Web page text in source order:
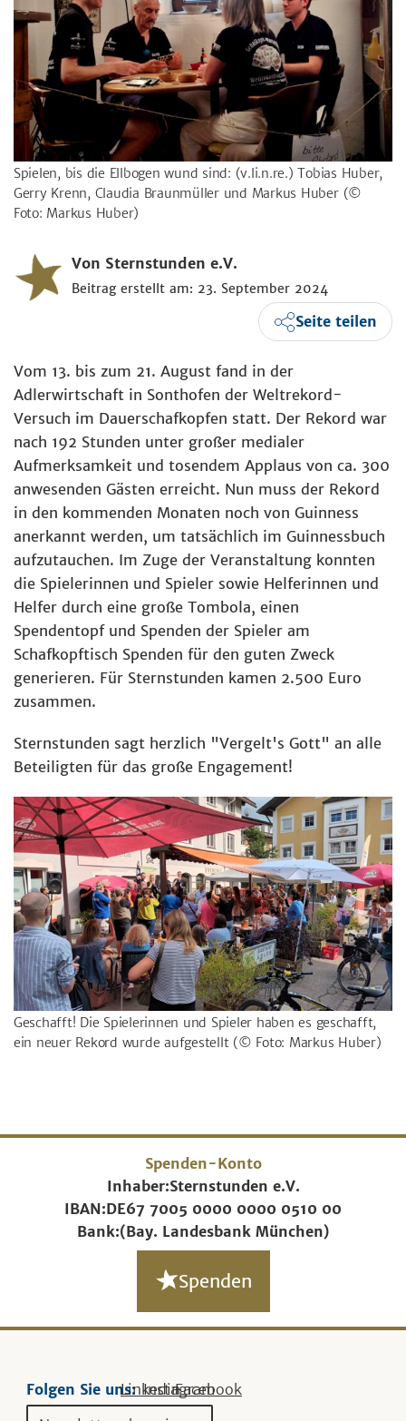
Spielen, bis die Ellbogen wund sind: (v.li.n.re.) Tobias Huber,
Gerry Krenn, Claudia Braunmüller und Markus Huber (©
Foto: Markus Huber)
Von Sternstunden e.V.
Beitrag erstellt am: 23. September 2024
Seite teilen
Vom 13. bis zum 21. August fand in der
Adlerwirtschaft in Sonthofen der Weltrekord-
Versuch im Dauerschafkopfen statt. Der Rekord war
nach 192 Stunden unter großer medialer
Aufmerksamkeit und tosendem Applaus von ca. 300
anwesenden Gästen erreicht. Nun muss der Rekord
in den kommenden Monaten noch von Guinness
anerkannt werden, um tatsächlich im Guinnessbuch
aufzutauchen. Im Zuge der Veranstaltung konnten
die Spielerinnen und Spieler sowie Helferinnen und
Helfer durch eine große Tombola, einen
Spendentopf und Spenden der Spieler am
Schafkopftisch Spenden für den guten Zweck
generieren. Für Sternstunden kamen 2.500 Euro
zusammen.
Sternstunden sagt herzlich "Vergelt's Gott" an alle
Beteiligten für das große Engagement!
Geschafft! Die Spielerinnen und Spieler haben es geschafft,
ein neuer Rekord wurde aufgestellt (© Foto: Markus Huber)
Spenden-Konto
Inhaber:Sternstunden e.V.
IBAN:DE67 7005 0000 0000 0510 00
Bank:(Bay. Landesbank München)
Spenden
Folgen Sie uns:Linkedin
Instagram
Facebook